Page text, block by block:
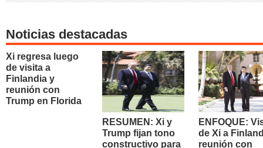
Noticias destacadas
Xi regresa luego
de visita a
Finlandia y
reunión con
Trump en Florida
RESUMEN: Xi y
Trump fijan tono
constructivo para
ENFOQUE:
de Xi a
reunión con